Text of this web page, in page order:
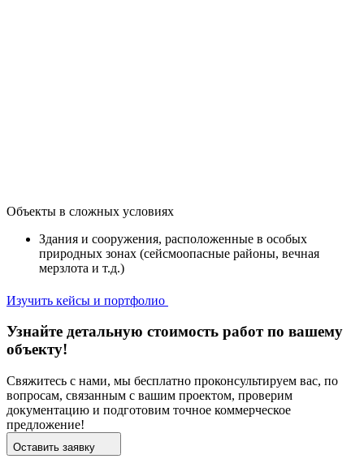
Объекты в сложных условиях
Здания и сооружения, расположенные в особых
природных зонах (сейсмоопасные районы, вечная
мерзлота и т.д.)
Изучить кейсы и портфолио
Узнайте детальную стоимость работ по вашему
объекту!
Свяжитесь с нами, мы бесплатно проконсультируем вас, по
вопросам, связанным с вашим проектом, проверим
документацию и подготовим точное коммерческое
предложение!
Оставить заявку